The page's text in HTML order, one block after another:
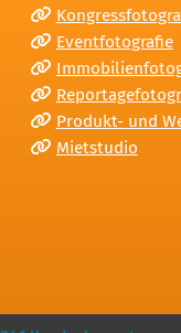
Eventfotografie
Produkt- und
Mietstudio